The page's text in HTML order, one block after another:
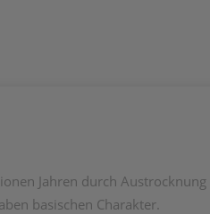
Jahren durch
basischen Charakter.